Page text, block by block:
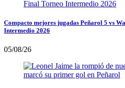
Compacto mejores jugadas Peñarol 5 vs
Intermedio 2026
05/08/26